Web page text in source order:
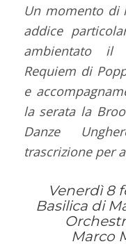
Un momento di
addice
ambientato il
Requiem di
e
la serata la
Danze
trascrizione per
Venerdì 8
Basilica di
Marco